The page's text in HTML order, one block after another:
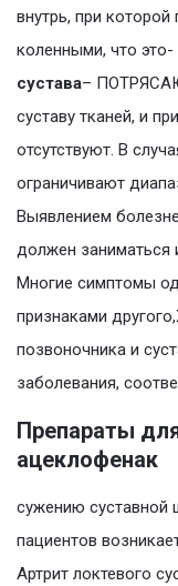
внутрь, при которой
коленными, что это-
сустава–
суставу тканей, и
отсутствуют. В
ограничивают
Выявлением
должен заниматься
Многие симптомы
признаками
позвоночника и
заболевания,
Препараты
ацеклофенак
сужению суставной
пациентов
Артрит локтевого